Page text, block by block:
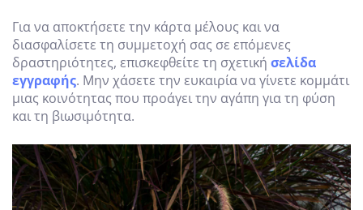
Για να αποκτήσετε την κάρτα μέλους και να
διασφαλίσετε τη συμμετοχή σας σε επόμενες
δραστηριότητες, επισκεφθείτε τη σχετική σελίδα
εγγραφής. Μην χάσετε την ευκαιρία να γίνετε κομμάτι
μιας κοινότητας που προάγει την αγάπη για τη φύση
και τη βιωσιμότητα.